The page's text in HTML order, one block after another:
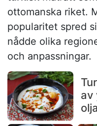
ottomanska riket.
popularitet spred
nådde olika
och anpassningar.
av